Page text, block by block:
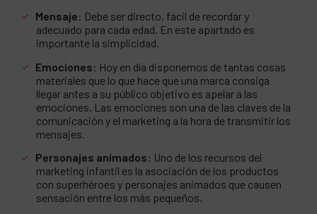
Mensaje: Debe ser directo, fácil de recordar y
adecuado para cada edad. En este apartado es
importante la simplicidad.
Emociones: Hoy en día disponemos de tantas cosas
materiales que lo que hace que una marca consiga
llegar antes a su público objetivo es apelar a las
emociones. Las emociones son una de las claves de la
comunicación y el marketing a la hora de transmitir los
mensajes.
Personajes animados: Uno de los recursos del
marketing infantil es la asociación de los productos
con superhéroes y personajes animados que causen
sensación entre los más pequeños.